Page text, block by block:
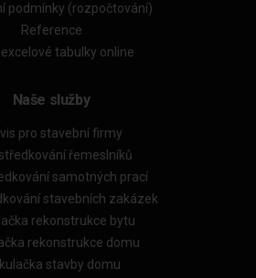
podmínky (rozpočtování)
Reference
excelové tabulky online
Naše služby
pro stavební firmy
řemeslníků
samotných prací
stavebních zakázek
rekonstrukce bytu
rekonstrukce domu
stavby domu